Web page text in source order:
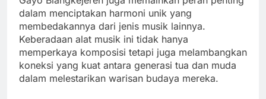
dalam menciptakan harmoni unik yang
membedakannya dari jenis musik lainnya.
Keberadaan alat musik ini tidak hanya
memperkaya komposisi tetapi juga melambangkan
koneksi yang kuat antara generasi tua dan muda
dalam melestarikan warisan budaya mereka.